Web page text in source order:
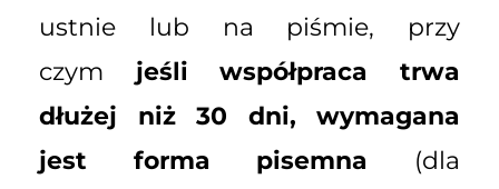
ustnie lub na piśmie, przy
czym jeśli współpraca trwa
dłużej niż 30 dni, wymagana
jest forma pisemna (dla